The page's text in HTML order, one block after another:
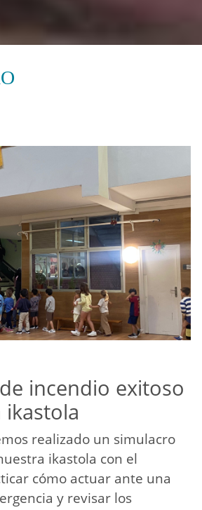
incendio exitoso
realizado un simulacro
ikastola con el
cómo actuar ante una
y revisar los